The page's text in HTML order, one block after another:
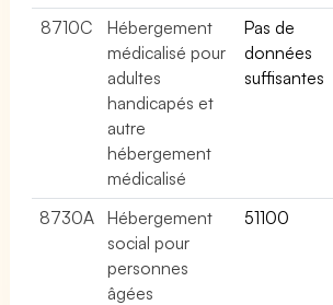
8710C
Hébergement
médicalisé pour
adultes
handicapés et
autre
hébergement
médicalisé
Pas de
données
suffisantes
8730A
Hébergement
social pour
personnes
âgées
51100